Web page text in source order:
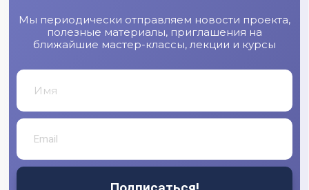
Мы периодически отправляем новости проекта,
полезные материалы, приглашения на
ближайшие мастер-классы, лекции и курсы